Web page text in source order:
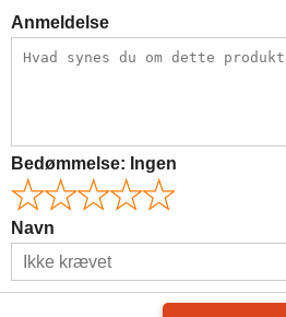
Anmeldelse
Bedømmelse: Ingen
Navn